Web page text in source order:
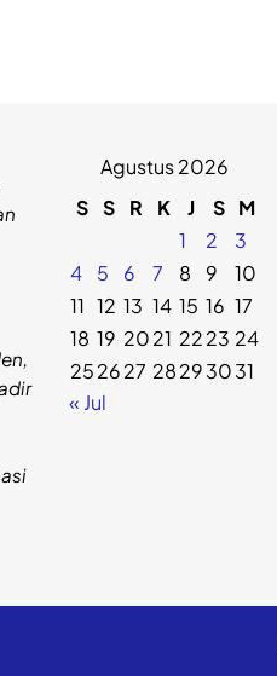
Agustus 2026
S S R K J S M
1
2
3
4
5 6 7 8 9
10
11 12 13 14 15 16 17
18 19 2021 2223 24
252627 28293031
« Jul